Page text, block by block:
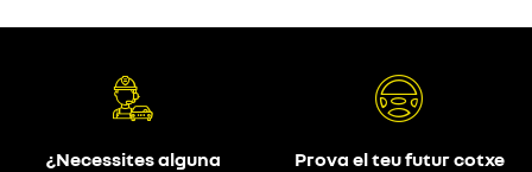
¿Necessites alguna
Prova el teu futur cotxe